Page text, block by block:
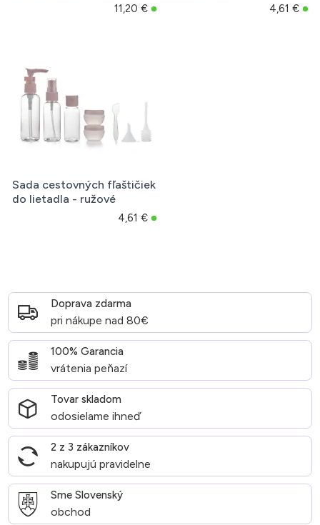
11,20 € 4,61 €
Sada cestovných fľaštičiek
do lietadla - ružové
4,61 €
Doprava zdarma
pri nákupe nad 80€
100% Garancia
vrátenia peňazí
Tovar skladom
odosielame ihneď
2 z 3 zákazníkov
nakupujú pravidelne
Sme Slovenský
obchod